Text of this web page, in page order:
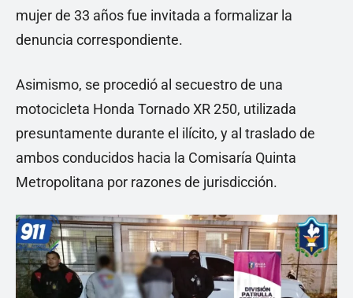
mujer de 33 años fue invitada a formalizar la
denuncia correspondiente.
Asimismo, se procedió al secuestro de una
motocicleta Honda Tornado XR 250, utilizada
presuntamente durante el ilícito, y al traslado de
ambos conducidos hacia la Comisaría Quinta
Metropolitana por razones de jurisdicción.